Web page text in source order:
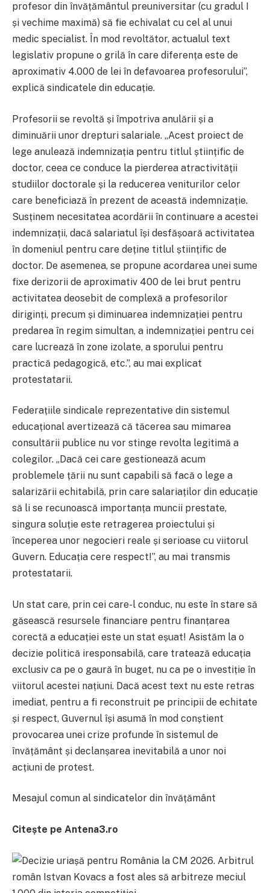
profesor din învățământul preuniversitar (cu gradul I
și vechime maximă) să fie echivalat cu cel al unui
medic specialist. În mod revoltător, actualul text
legislativ propune o grilă în care diferența este de
aproximativ 4.000 de lei în defavoarea profesorului”,
explică sindicatele din educație.
Profesorii se revoltă și împotriva anulării și a
diminuării unor drepturi salariale. „Acest proiect de
lege anulează indemnizația pentru titlul științific de
doctor, ceea ce conduce la pierderea atractivității
studiilor doctorale și la reducerea veniturilor celor
care beneficiază în prezent de această indemnizație.
Susținem necesitatea acordării în continuare a acestei
indemnizații, dacă salariatul își desfășoară activitatea
în domeniul pentru care deține titlul științific de
doctor. De asemenea, se propune acordarea unei sume
fixe derizorii de aproximativ 400 de lei brut pentru
activitatea deosebit de complexă a profesorilor
diriginți, precum și diminuarea indemnizației pentru
predarea în regim simultan, a indemnizației pentru cei
care lucrează în zone izolate, a sporului pentru
practică pedagogică, etc.”, au mai explicat
protestatarii.
Federațiile sindicale reprezentative din sistemul
educațional avertizează că tăcerea sau mimarea
consultării publice nu vor stinge revolta legitimă a
colegilor. „Dacă cei care gestionează acum
problemele țării nu sunt capabili să facă o lege a
salarizării echitabilă, prin care salariaților din educație
să li se recunoască importanța muncii prestate,
singura soluție este retragerea proiectului și
începerea unor negocieri reale și serioase cu viitorul
Guvern. Educația cere respect!”, au mai transmis
protestatarii.
Un stat care, prin cei care-l conduc, nu este în stare să
găsească resursele financiare pentru finanțarea
corectă a educației este un stat eșuat! Asistăm la o
decizie politică iresponsabilă, care tratează educația
exclusiv ca pe o gaură în buget, nu ca pe o investiție în
viitorul acestei națiuni. Dacă acest text nu este retras
imediat, pentru a fi reconstruit pe principii de echitate
și respect, Guvernul își asumă în mod conștient
provocarea unei crize profunde în sistemul de
învățământ și declanșarea inevitabilă a unor noi
acțiuni de protest.
Mesajul comun al sindicatelor din învățământ
Citește pe Antena3.ro